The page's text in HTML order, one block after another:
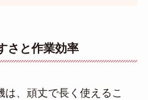
さと作業効率
は、頑丈で長く使えるこ